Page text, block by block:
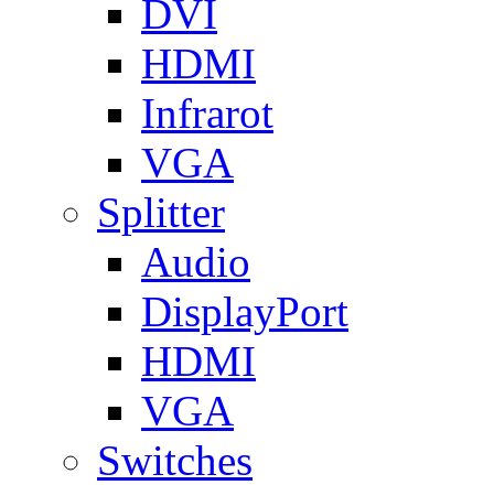
DVI
HDMI
Infrarot
VGA
Splitter
Audio
DisplayPort
HDMI
VGA
Switches